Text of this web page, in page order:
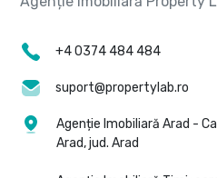
+4 0374 484 484
suport@propertylab.ro
Agenție Imobiliară Arad -
Arad, jud. Arad